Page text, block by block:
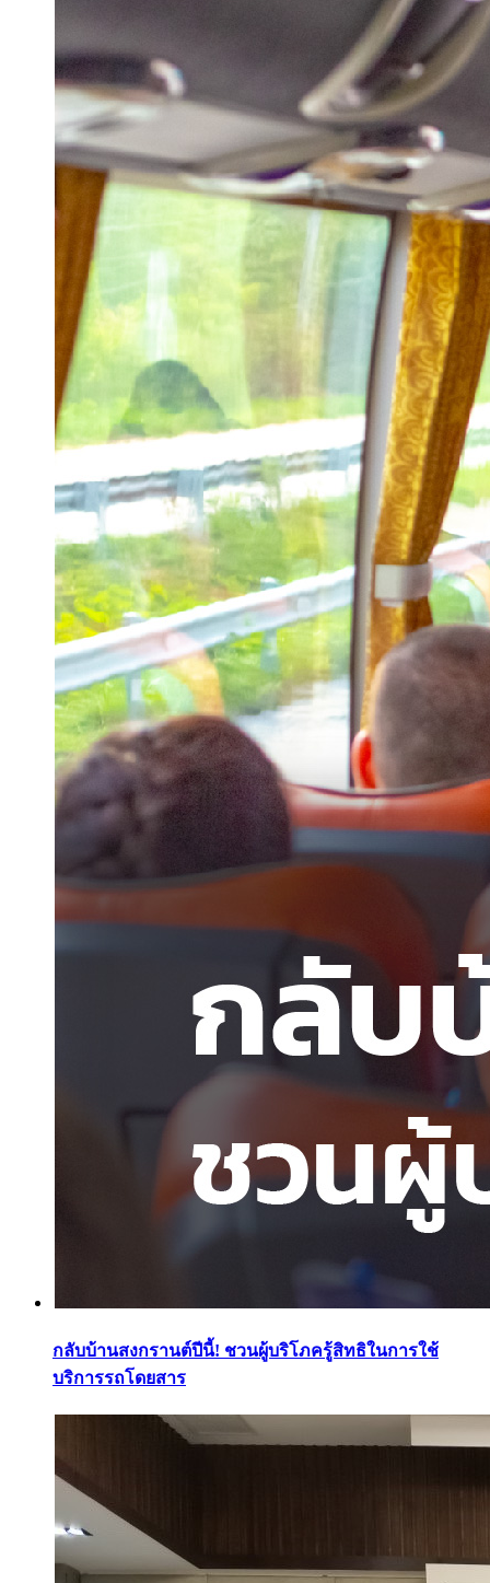
กลับบ้านสงกรานต์ปีนี้! ชวนผู้บริโภครู้สิทธิในการใช้
บริการรถโดยสาร